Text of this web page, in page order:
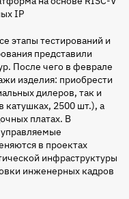
IP
этапы тестирований и
представили
После чего в феврале
изделия: приобрести
дилеров, так и
катушках, 2500 шт.), а
платах. В
в проектах
инфраструктуры
инженерных кадров